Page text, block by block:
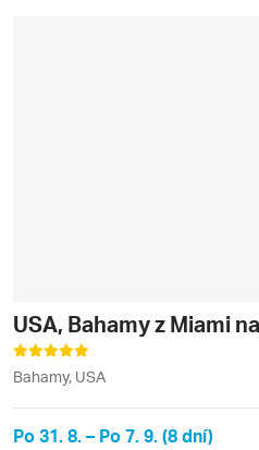
USA, Bahamy z Miami
Bahamy, USA
Po 31. 8. – Po 7. 9. (8 dní)